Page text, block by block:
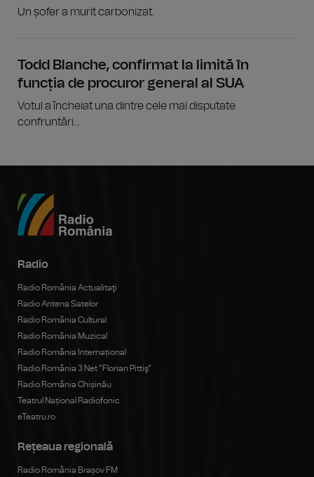
Un șofer a murit carbonizat.
Todd Blanche, confirmat la limită în
funcția de procuror general al SUA
Votul a încheiat una dintre cele mai disputate
confruntări...
Radio
Radio România Actualitaţi
Radio Antena Satelor
Radio România Cultural
Radio România Muzical
Radio România Internațional
Radio România 3 Net "Florian Pittiş"
Radio România Chișinău
Teatrul Național Radiofonic
eTeatru.ro
Rețeaua regională
Radio România Brașov FM